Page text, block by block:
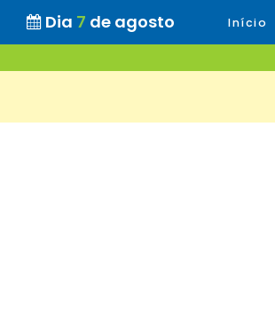
Dia 7 de agosto Início